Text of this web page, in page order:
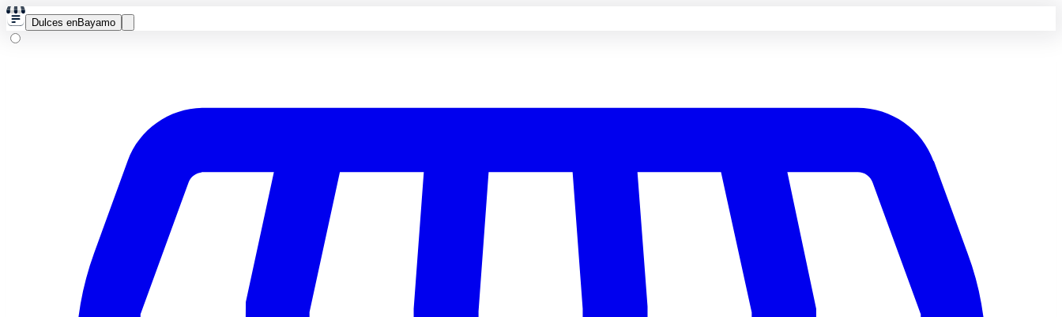
Dulces enBayamo